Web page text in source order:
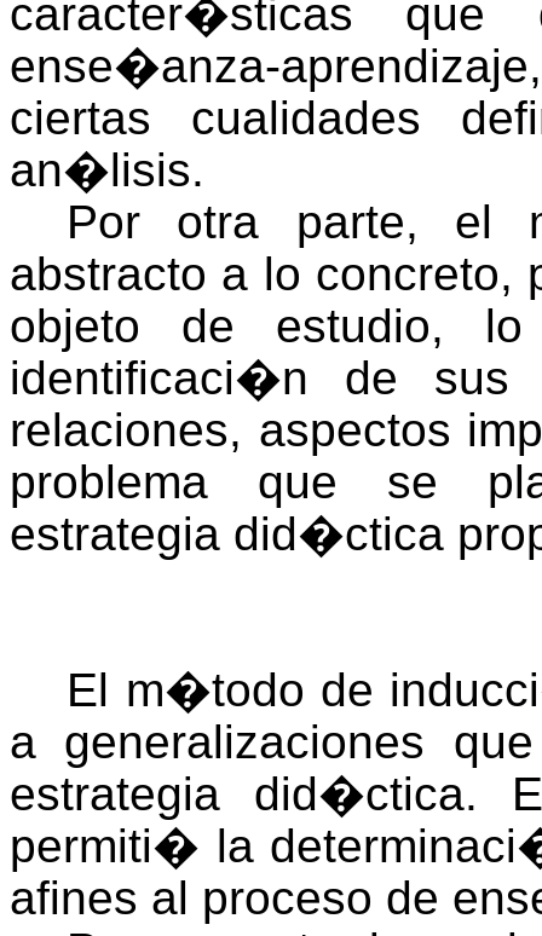
caracter�sticas
ense�anza-
ciertas cualidades
an�lisis.
Por otra parte, el
abstracto a lo
objeto de estudio,
identificaci�n de sus
relaciones, aspectos
problema que se
estrategia did�ctica
El m�todo de
a generalizaciones
estrategia did�ctica.
permiti� la
afines al proceso de